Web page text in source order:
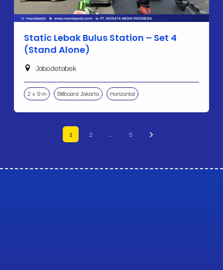
Static Lebak Bulus Station – Set 4
(Stand Alone)
Jabodetabek
2 x 9 m Billboard Jakarta Horizontal
1 2 5